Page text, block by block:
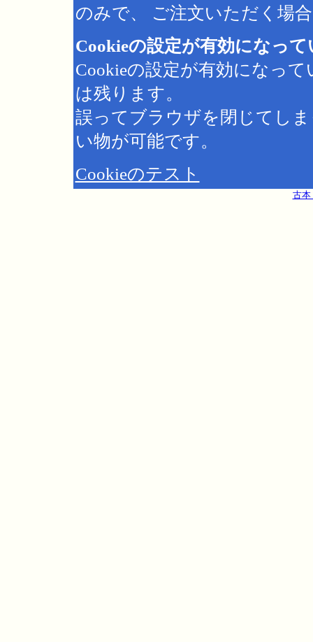
のみで、 ご注文いただく場
Cookieの設定が有効になっ
Cookieの設定が有効になっ
は残ります。
誤ってブラウザを閉じてし
い物が可能です。
Cookieのテスト
古本